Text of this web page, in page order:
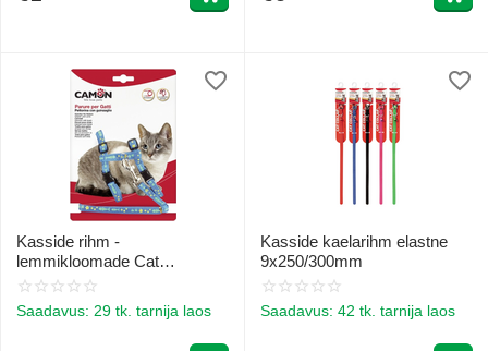
Kasside rihm -
lemmikloomade Cat
10x1200mm
Saadavus: 29 tk. tarnija laos
Kasside kaelarihm elastne
9x250/300mm
Saadavus: 42 tk. tarnija laos